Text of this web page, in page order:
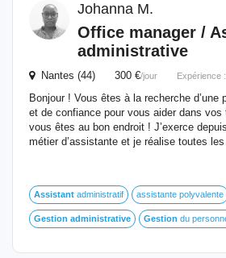
Johanna M.
Office manager /
administrative
Nantes (44) 300 €/jour Expérience :
Bonjour ! Vous êtes à la recherche d’une
et de confiance pour vous aider dans
vous êtes au bon endroit ! J’exerce
métier d’assistante et je réalise toutes
Assistant administratif assistante polyvalente
Gestion administrative Gestion du